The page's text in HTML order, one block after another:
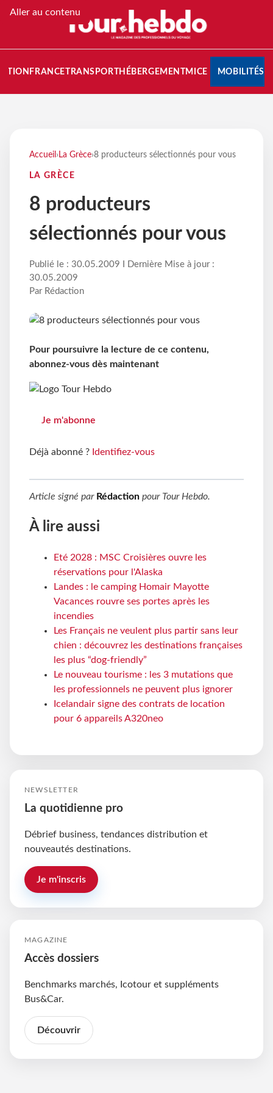
Aller au contenu
FRANCETRANSPORT HÉBERGEMENTMICE MOBILITÉS
Accueil › La Grèce›8 producteurs sélectionnés pour vous
LA GRÈCE
8 producteurs
sélectionnés pour vous
Publié le : 30.05.2009 I Dernière Mise à jour :
30.05.2009
Par Rédaction
Pour poursuivre la lecture de ce contenu,
abonnez-vous dès maintenant
Je m'abonne
Déjà abonné ? Identifiez-vous
Article signé par Rédaction pour Tour Hebdo.
À lire aussi
Eté 2028 : MSC Croisières ouvre les
réservations pour l'Alaska
Landes : le camping Homair Mayotte
Vacances rouvre ses portes après les
incendies
Les Français ne veulent plus partir sans leur
chien : découvrez les destinations françaises
les plus “dog-friendly”
Le nouveau tourisme : les 3 mutations que
les professionnels ne peuvent plus ignorer
Icelandair signe des contrats de location
pour 6 appareils A320neo
NEWSLETTER
La quotidienne pro
Débrief business, tendances distribution et
nouveautés destinations.
Je m'inscris
MAGAZINE
Accès dossiers
Benchmarks marchés, Icotour et suppléments
Bus&Car.
Découvrir